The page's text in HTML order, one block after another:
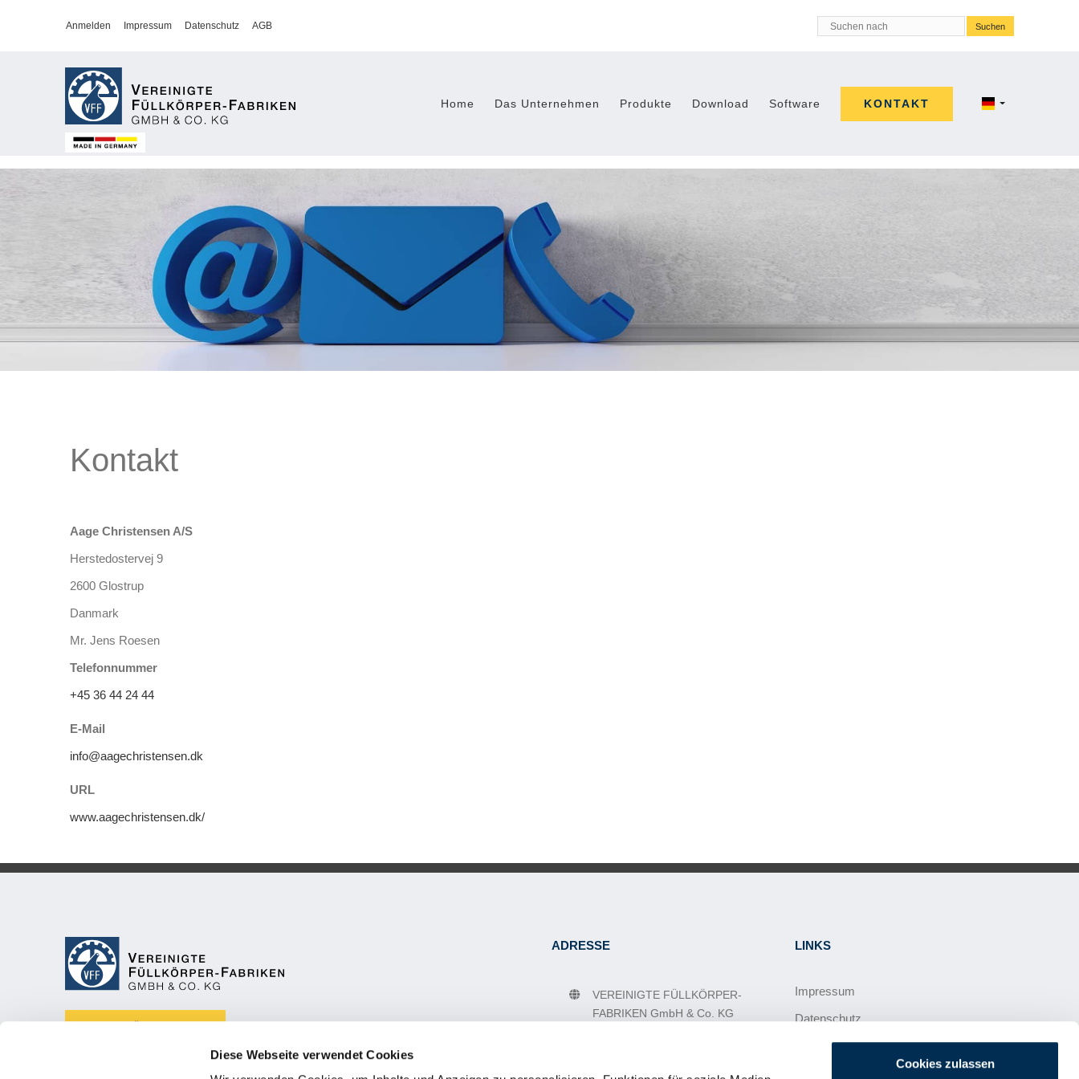
Diese Webseite verwendet Cookies
Cookies zulassen
Anmelden Impressum Datenschutz AGB Suchen nach
Home Das Unternehmen Produkte Download Software KONTAKT
Kontakt
Aage Christensen A/S
Herstedostervej 9
2600 Glostrup
Danmark
Mr. Jens Roesen
Telefonnummer
+45 36 44 24 44
E-Mail
info@aagechristensen.dk
URL
www.aagechristensen.dk/
ADRESSE
VEREINIGTE FÜLLKÖRPER-
FABRIKEN GmbH & Co. KG
LINKS
Impressum
Datenschutz
Allgemeine Geschäftsbedingungen